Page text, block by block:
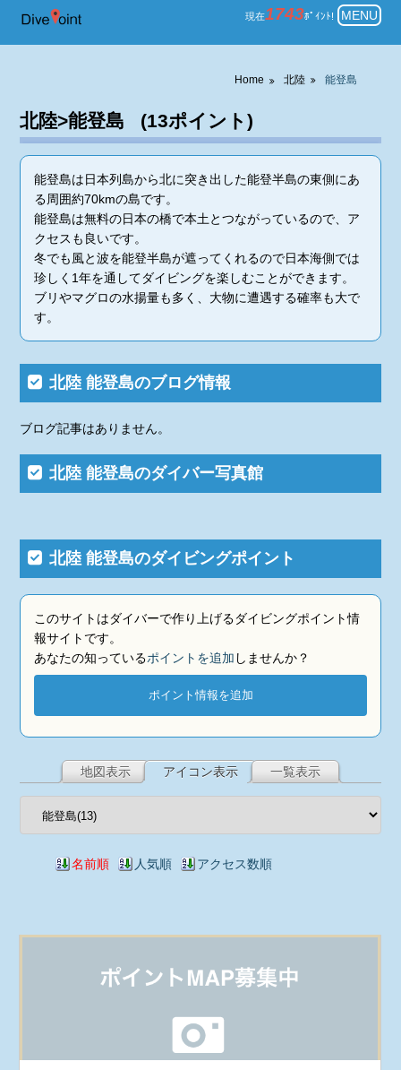
北陸 能登島 一覧表示 ダイビング
現在1743ﾎﾟｲﾝﾄ! MENU
Home 北陸 能登島
北陸>能登島 (13ポイント)
能登島は日本列島から北に突き出した能登半島の東側にあ
る周囲約70kmの島です。
能登島は無料の日本の橋で本土とつながっているので、ア
クセスも良いです。
冬でも風と波を能登半島が遮ってくれるので日本海側では
珍しく1年を通してダイビングを楽しむことができます。
ブリやマグロの水揚量も多く、大物に遭遇する確率も大で
す。
北陸 能登島のブログ情報
ブログ記事はありません。
北陸 能登島のダイバー写真館
北陸 能登島のダイビングポイント
このサイトはダイバーで作り上げるダイビングポイント情
報サイトです。
あなたの知っているポイントを追加 しませんか？
ポイント情報を追加
地図表示 アイコン表示 一覧表示
名前順 人気順 アクセス数順